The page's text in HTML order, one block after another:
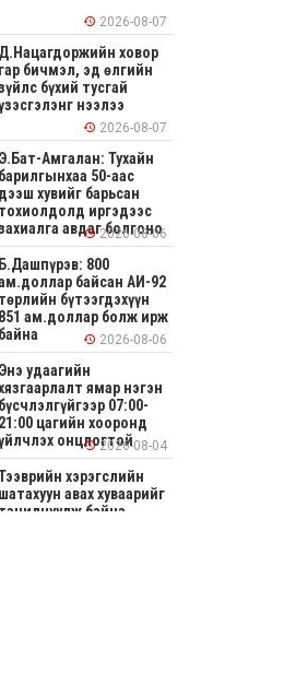
2026-08-07
Д.Нацагдоржийн ховор
гар бичмэл, эд өлгийн
бүхий тусгай
нээлээ
2026-08-07
Э.Бат-Амгалан: Тухайн
барилгынхаа 50-аас
дээш хувийг барьсан
тохиолдолд иргэдээс
авдаг болгоно
2026-08-06
Б.Дашпүрэв: 800
байсан АИ-92
төрлийн бүтээгдэхүүн
851 ам.доллар болж ирж
байна
2026-08-06
Энэ удаагийн
ямар нэгэн
бүсчлэлгүйгээр 07:00-
21:00 цагийн хооронд
онцлогтой2026-08-04
хэрэгслийн
шатахуун авах хуваарийг
танилцуулж байна